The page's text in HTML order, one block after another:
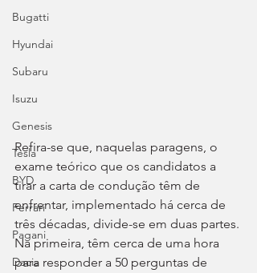
Bugatti
Hyundai
Subaru
Isuzu
Genesis
Tesla
BYD
Ferrari
Pagani
Dacia
Refira-se que, naquelas paragens, o
exame teórico que os candidatos a
tirar a carta de condução têm de
enfrentar, implementado há cerca de
três décadas, divide-se em duas partes.
Na primeira, têm cerca de uma hora
para responder a 50 perguntas de